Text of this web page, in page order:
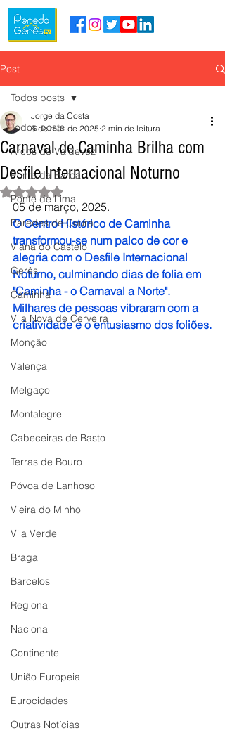
Post
Todos posts
Arcos de Valdevez
Ponte da Barca
Ponte de Lima
Paredes de Coura
Viana do Castelo
Gerês
Caminha
Vila Nova de Cerveira
Monção
Valença
Melgaço
Montalegre
Cabeceiras de Basto
Terras de Bouro
Póvoa de Lanhoso
Vieira do Minho
Vila Verde
Braga
Barcelos
Regional
Nacional
Continente
União Europeia
Eurocidades
Outras Notícias
Todos posts
Carnaval de Caminha Brilha com
Desfile Internacional Noturno
Jorge da Costa
6 de mar. de 2025 2 min de leitura
Avaliado com NaN de 5 estrelas.
05 de março, 2025.
O Centro Histórico de Caminha
transformou-se num palco de cor e
alegria com o Desfile Internacional
Noturno, culminando dias de folia em
"Caminha - o Carnaval a Norte".
Milhares de pessoas vibraram com a
criatividade e o entusiasmo dos foliões.